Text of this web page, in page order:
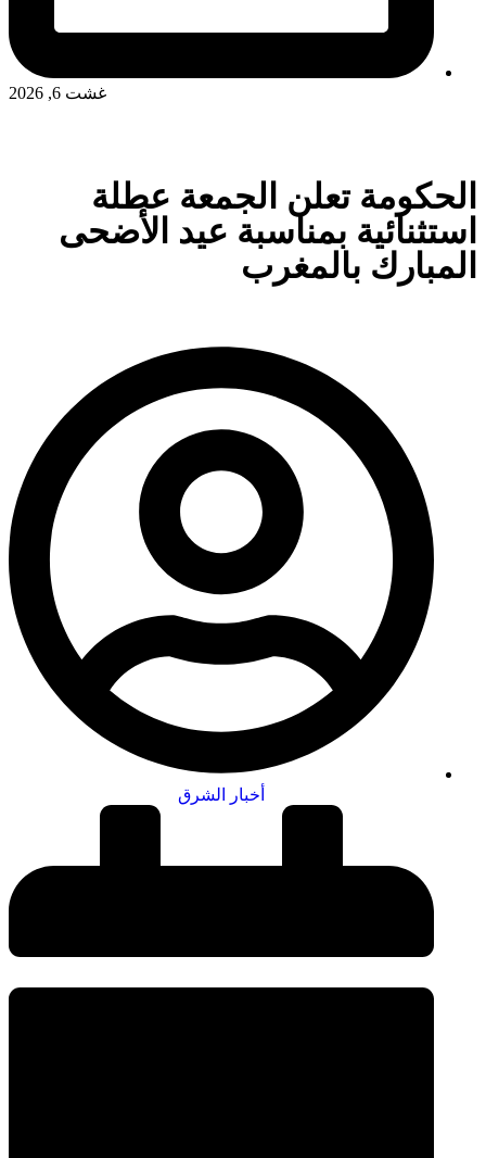
غشت 6, 2026
الحكومة تعلن الجمعة عطلة
استثنائية بمناسبة عيد الأضحى
المبارك بالمغرب
أخبار الشرق